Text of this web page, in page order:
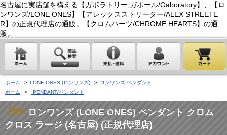
名古屋に実店舗を構える【ガボラトリー,ガボール/Gaboratory】、【ロ
ンワンズ/LONE ONES】【アレックスストリーター/ALEX STREETE
R】の正規代理店の通販。【クロムハーツ/CHROME HEARTS】の通
販。
ホーム > LONE ONES (ロンワンズ) > ロンワンズ ペンダント
ホーム
> PENDANT/ペンダント
ロンワンズ (LONE ONES) ペンダント クロム
クロス ラージ (名古屋) (正規代理店)